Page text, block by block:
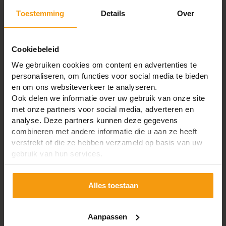
Toestemming Details Over
Cookiebeleid
We gebruiken cookies om content en advertenties te
personaliseren, om functies voor social media te bieden
en om ons websiteverkeer te analyseren.
Ook delen we informatie over uw gebruik van onze site
met onze partners voor social media, adverteren en
analyse. Deze partners kunnen deze gegevens
combineren met andere informatie die u aan ze heeft
verstrekt of die ze hebben verzameld op basis van uw
gebruik van hun services.
Alles toestaan
Aanpassen
28 centimeter
Ladder voor de bouw
Omdat deze ladder snel te verplaatsen is en heel erg
robuust, is het een ideale ladder voor gebruik in de
bouw. Zijn ronde bomen zorgen voor een goed
houvast. Daarnaast zijn de sporten in de bomen
gefreest zodat ze een grote last kunnen dragen. En
ze kunnen tegen een stootje. Dat komt zeker ook
weer door de genoemde ronde bomen, als je hier
tegenaanstoot voorkomt de ronde ernstige
Woningaccessoire
bouwladder
heeft een unieke
Goedkope bouwladder
Ronde ladderbomen
Verbindingen zijn stevig maar eenvoudig
afgewerkt
Beoordeling
Mooie degelijke ladder. Mooi product
+ Degelijk en goed afgewerkt
-
Geen
P de Winter